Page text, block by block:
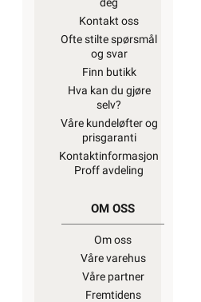
Kontakt oss
Ofte stilte spørsmål
og svar
Finn butikk
Hva kan du gjøre
selv?
Våre kundeløfter og
prisgaranti
Kontaktinformasjon
Proff avdeling
OM OSS
Om oss
Våre varehus
Våre partner
Fremtidens